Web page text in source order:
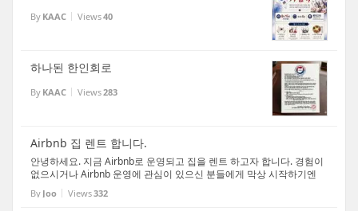
By KAAC Views40
하나된 한인회로
By KAAC Views283
Airbnb 집 렌트 합니다.
안녕하세요. 지금 Airbnb로 운영되고 집을 렌트 하고자 합니다. 경험이
없으시거나 Airbnb 운영에 관심이 있으신 분들에게 막상 시작하기엔
자금과 용기없어 시작이 어려우신 분들에게 좋은 경험의 시작이 될수
있습니다. 모든 가구와 세팅이 되어 있으며, 이...
By Joo Views332